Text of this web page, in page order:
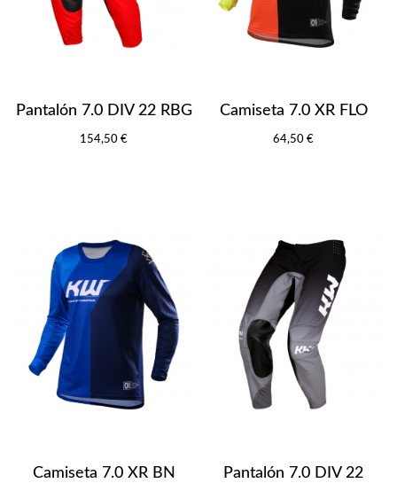
Pantalón 7.0 DIV 22 RBG
154,50 €
Camiseta 7.0 XR FLO
64,50 €
Camiseta 7.0 XR BN
Pantalón 7.0 DIV 22